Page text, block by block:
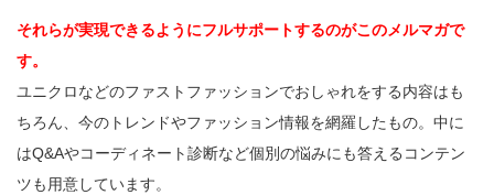
それらが実現できるようにフルサポートするのがこのメルマガで
す。
ユニクロなどのファストファッションでおしゃれをする内容はも
ちろん、今のトレンドやファッション情報を網羅したもの。中に
はQ&Aやコーディネート診断など個別の悩みにも答えるコンテン
ツも用意しています。